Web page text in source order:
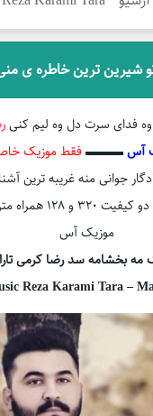
شیرین ترین خاطره ی
وه فدای سرت دل وه لیم کنی
آس▬▬▬ فقط موزیک
جوانی منه غریبه ترین
با صدای رضا کرمی با
موزیک آس
مه بخشامه سد رضا کرمی تارا
Reza Karami Tara –